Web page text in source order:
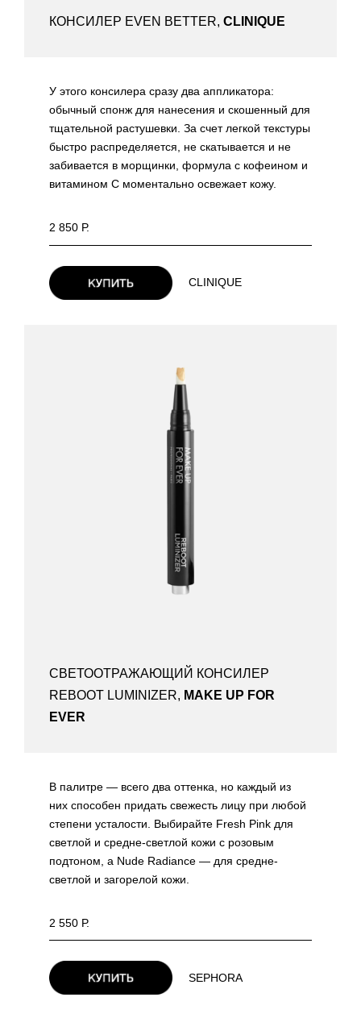
КОНСИЛЕР EVEN BETTER, CLINIQUE
У этого консилера сразу два аппликатора:
обычный спонж для нанесения и скошенный для
тщательной растушевки. За счет легкой текстуры
быстро распределяется, не скатывается и не
забивается в морщинки, формула с кофеином и
витамином С моментально освежает кожу.
2 850 Р.
CLINIQUE
СВЕТООТРАЖАЮЩИЙ КОНСИЛЕР
REBOOT LUMINIZER, MAKE UP FOR
EVER
В палитре — всего два оттенка, но каждый из
них способен придать свежесть лицу при любой
степени усталости. Выбирайте Fresh Pink для
светлой и средне-светлой кожи с розовым
подтоном, а Nude Radiance — для средне-
светлой и загорелой кожи.
2 550 Р.
SEPHORA